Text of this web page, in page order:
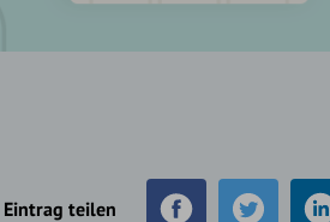
Eintrag teilen